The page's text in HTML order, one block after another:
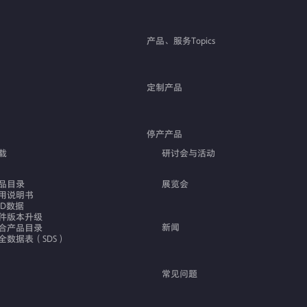
产品、服务Topics
定制产品
停产产品
目录
说明书
数据
版本升级
产品目录
数据表（SDS）
研讨会与活动
展览会
新闻
常见问题